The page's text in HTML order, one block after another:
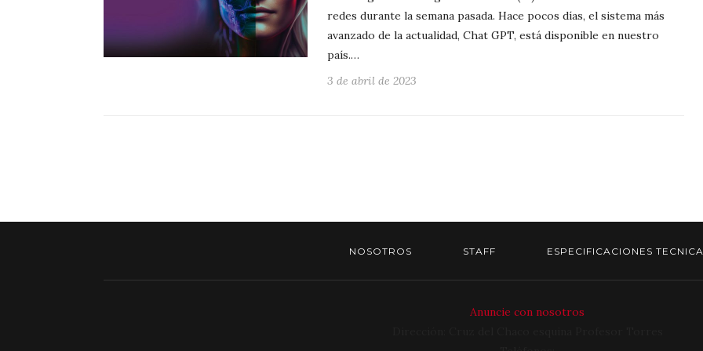
redes durante la semana pasada. Hace pocos días, el sistema más
avanzado de la actualidad, Chat GPT, está disponible en nuestro
país.…
3 de abril de 2023
NOSOTROS STAFF ESPECIFICACIONES
Anuncie con nosotros